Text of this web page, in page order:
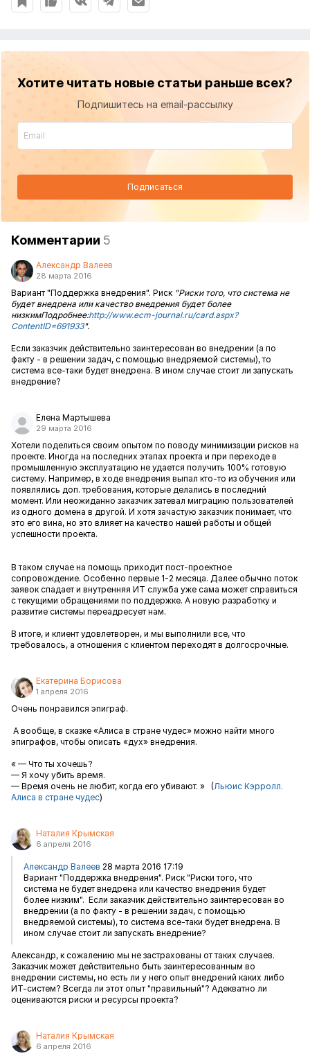
Хотите читать новые статьи раньше всех?
Подпишитесь на email-рассылку
Подписаться
Комментарии 5
Александр Валеев
28 марта 2016
Вариант "Поддержка внедрения". Риск "Риски того, что система не
будет внедрена или качество внедрения будет более
низкимПодробнее:http://www.ecm-journal.ru/card.aspx?
ContentID=691933".
Если заказчик действительно заинтересован во внедрении (а по
факту - в решении задач, с помощью внедряемой системы), то
система все-таки будет внедрена. В ином случае стоит ли запускать
внедрение?
Елена Мартышева
29 марта 2016
Хотели поделиться своим опытом по поводу минимизации рисков на
проекте. Иногда на последних этапах проекта и при переходе в
промышленную эксплуатацию не удается получить 100% готовую
систему. Например, в ходе внедрения выпал кто-то из обучения или
появлялись доп. требования, которые делались в последний
момент. Или неожиданно заказчик затевал миграцию пользователей
из одного домена в другой. И хотя зачастую заказчик понимает, что
это его вина, но это влияет на качество нашей работы и общей
успешности проекта.
В таком случае на помощь приходит пост-проектное
сопровождение. Особенно первые 1-2 месяца. Далее обычно поток
заявок спадает и внутренняя ИТ служба уже сама может справиться
с текущими обращениями по поддержке. А новую разработку и
развитие системы переадресует нам.
В итоге, и клиент удовлетворен, и мы выполнили все, что
требовалось, а отношения с клиентом переходят в долгосрочные.
Екатерина Борисова
1 апреля 2016
Очень понравился эпиграф.
А вообще, в сказке «Алиса в стране чудес» можно найти много
эпиграфов, чтобы описать «дух» внедрения.
« — Что ты хочешь?
— Я хочу убить время.
— Время очень не любит, когда его убивают. » (Льюис Кэрролл.
Алиса в стране чудес)
Наталия Крымская
6 апреля 2016
Александр Валеев 28 марта 2016 17:19
Вариант "Поддержка внедрения". Риск "Риски того, что
система не будет внедрена или качество внедрения будет
более низким". Если заказчик действительно заинтересован во
внедрении (а по факту - в решении задач, с помощью
внедряемой системы), то система все-таки будет внедрена. В
ином случае стоит ли запускать внедрение?
Александр, к сожалению мы не застрахованы от таких случаев.
Заказчик может действительно быть заинтересованным во
внедрении системы, но есть ли у него опыт внедрений каких либо
ИТ-систем? Всегда ли этот опыт "правильный"? Адекватно ли
оцениваются риски и ресурсы проекта?
Наталия Крымская
6 апреля 2016